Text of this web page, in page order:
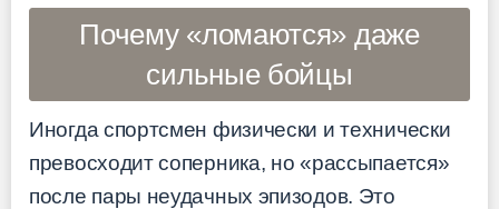
Почему «ломаются» даже
сильные бойцы
Иногда спортсмен физически и технически
превосходит соперника, но «рассыпается»
после пары неудачных эпизодов. Это